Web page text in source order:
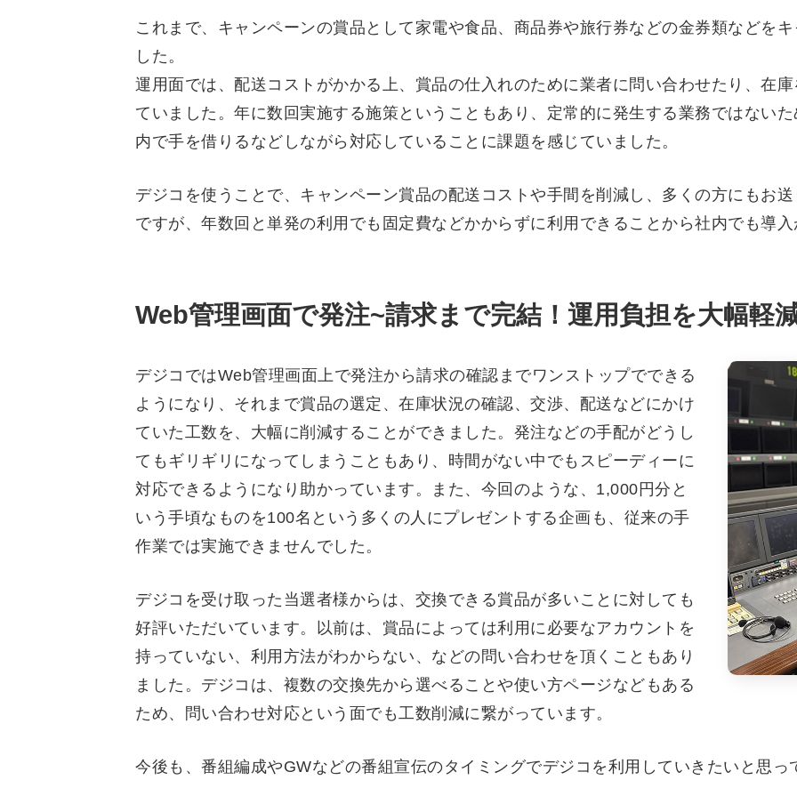
これまで、キャンペーンの賞品として家電や食品、商品券や旅行券などの金券類などを
した。
運用面では、配送コストがかかる上、賞品の仕入れのために業者に問い合わせたり、在
ていました。年に数回実施する施策ということもあり、定常的に発生する業務ではない
内で手を借りるなどしながら対応していることに課題を感じていました。
デジコを使うことで、キャンペーン賞品の配送コストや手間を削減し、多くの方にもお
ですが、年数回と単発の利用でも固定費などかからずに利用できることから社内でも導
Web管理画面で発注~請求まで完結！運用負担を大幅軽
デジコではWeb管理画面上で発注から請求の確認までワンストップでできる
ようになり、それまで賞品の選定、在庫状況の確認、交渉、配送などにかけ
ていた工数を、大幅に削減することができました。発注などの手配がどうし
てもギリギリになってしまうこともあり、時間がない中でもスピーディーに
対応できるようになり助かっています。また、今回のような、1,000円分と
いう手頃なものを100名という多くの人にプレゼントする企画も、従来の手
作業では実施できませんでした。
デジコを受け取った当選者様からは、交換できる賞品が多いことに対しても
好評いただいています。以前は、賞品によっては利用に必要なアカウントを
持っていない、利用方法がわからない、などの問い合わせを頂くこともあり
ました。デジコは、複数の交換先から選べることや使い方ページなどもある
ため、問い合わせ対応という面でも工数削減に繋がっています。
今後も、番組編成やGWなどの番組宣伝のタイミングでデジコを利用していきたいと思っ